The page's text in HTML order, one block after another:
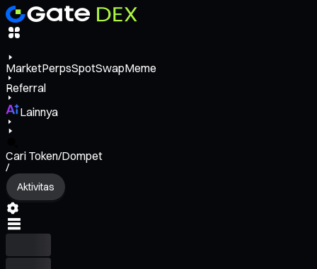
MarketPerpsSpotSwapMeme
Referral
Lainnya
Cari Token/Dompet
/
Aktivitas